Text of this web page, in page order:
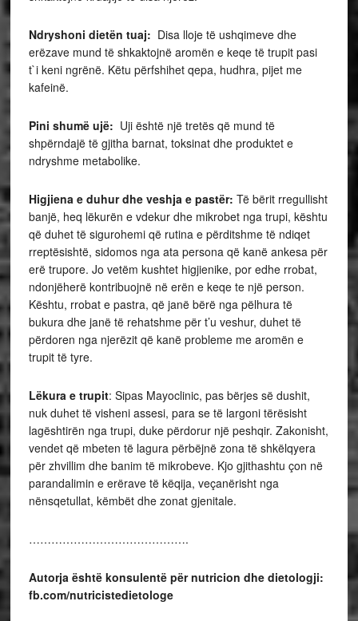
Ndryshoni dietën tuaj: Disa lloje të ushqimeve dhe
erëzave mund të shkaktojnë aromën e keqe të trupit pasi
t`i keni ngrënë. Këtu përfshihet qepa, hudhra, pijet me
kafeinë.
Pini shumë ujë: Uji është një tretës që mund të
shpërndajë të gjitha barnat, toksinat dhe produktet e
ndryshme metabolike.
Higjiena e duhur dhe veshja e pastër: Të bërit rregullisht
banjë, heq lëkurën e vdekur dhe mikrobet nga trupi, kështu
që duhet të sigurohemi që rutina e përditshme të ndiqet
rreptësishtë, sidomos nga ata persona që kanë ankesa për
erë trupore. Jo vetëm kushtet higjienike, por edhe rrobat,
ndonjëherë kontribuojnë në erën e keqe te një person.
Kështu, rrobat e pastra, që janë bërë nga pëlhura të
bukura dhe janë të rehatshme për t’u veshur, duhet të
përdoren nga njerëzit që kanë probleme me aromën e
trupit të tyre.
Lëkura e trupit: Sipas Mayoclinic, pas bërjes së dushit,
nuk duhet të visheni assesi, para se të largoni tërësisht
lagështirën nga trupi, duke përdorur një peshqir. Zakonisht,
vendet që mbeten të lagura përbëjnë zona të shkëlqyera
për zhvillim dhe banim të mikrobeve. Kjo gjithashtu çon në
parandalimin e erërave të këqija, veçanërisht nga
nënsqetullat, këmbët dhe zonat gjenitale.
…………………………………….
Autorja është konsulentë për nutricion dhe dietologji:
fb.com/nutricistedietologe